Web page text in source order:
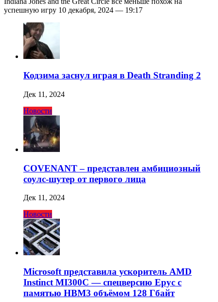
успешную игру 10 декабря, 2024 — 19:17
Кодзима заснул играя в Death Stranding 2
Дек 11, 2024
Новости
COVENANT – представлен амбициозный
соулс-шутер от первого лица
Дек 11, 2024
Новости
Microsoft представила ускоритель AMD
Instinct MI300C — спецверсию Epyc с
памятью HBM3 объёмом 128 Гбайт